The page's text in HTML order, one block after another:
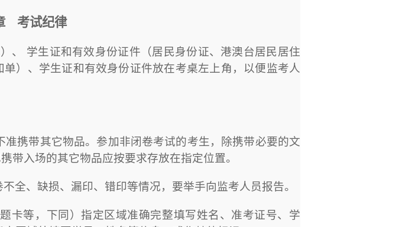
考试纪律
、 学生证和有效身份证件（居民身份证、港澳台居民居住
）、学生证和有效身份证件放在考桌左上角，以便监考人
携带其它物品。参加非闭卷考试的考生，除携带必要的文
带入场的其它物品应按要求存放在指定位置。
全、缺损、漏印、错印等情况，要举手向监考人员报告。
卡等，下同）指定区域准确完整填写姓名、准考证号、学